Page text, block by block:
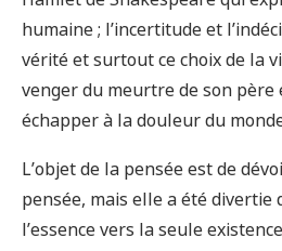
humaine ; l’incertitude et
vérité et surtout ce choix de la
venger du meurtre de son
échapper à la douleur du
L’objet de la pensée est de
pensée, mais elle a été divertie
l’essence vers la seule